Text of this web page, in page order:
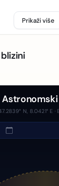
Prikaži više
N, 8.0421° E